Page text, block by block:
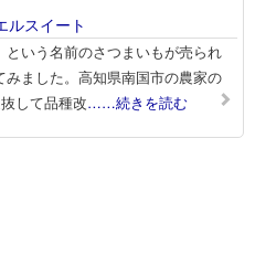
スイート
という名前のさつまいもが売られ
みました。高知県南国市の農家の
して品種改……続きを読む